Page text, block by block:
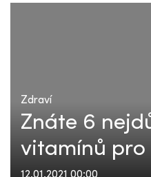
Zdraví
Znáte 6
vitamínů pro
12.01.2021 00:00